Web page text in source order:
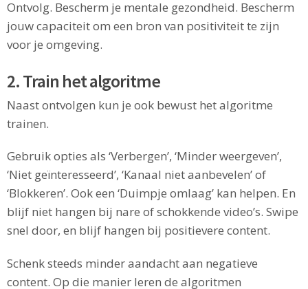
Ontvolg. Bescherm je mentale gezondheid. Bescherm
jouw capaciteit om een bron van positiviteit te zijn
voor je omgeving.
2. Train het algoritme
Naast ontvolgen kun je ook bewust het algoritme
trainen.
Gebruik opties als ‘Verbergen’, ‘Minder weergeven’,
‘Niet geïnteresseerd’, ‘Kanaal niet aanbevelen’ of
‘Blokkeren’. Ook een ‘Duimpje omlaag’ kan helpen. En
blijf niet hangen bij nare of schokkende video’s. Swipe
snel door, en blijf hangen bij positievere content.
Schenk steeds minder aandacht aan negatieve
content. Op die manier leren de algoritmen